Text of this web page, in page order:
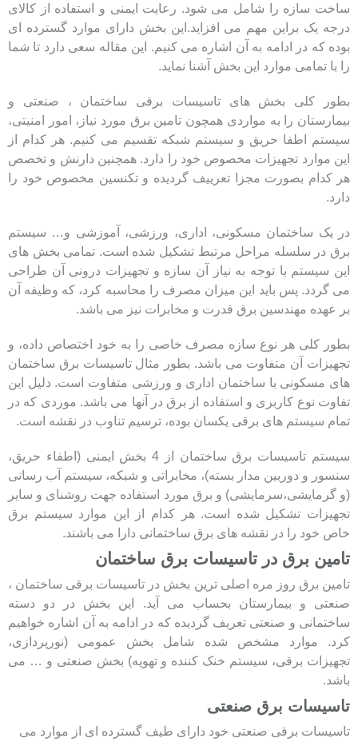
ساخت سازه را شامل می شود. رعایت ایمنی و استفاده از کالای
درجه یک براین مهم می افزاید.این بخش دارای موارد گسترده ای
بوده که در ادامه به آن اشاره می کنیم. این مقاله سعی دارد تا شما
را با تمامی موارد این بخش آشنا نماید.
بطور کلی بخش های تاسیسات برقی ساختمان ، صنعتی و
بیمارستان را به مواردی همچون تامین برق مورد نیاز، امور امنیتی،
سیستم اطفا حریق و سیستم شبکه تقسیم می کنیم. هر کدام از
این موارد تجهیزات مخصوص خود را دارد. همچنین دارنش و تخصص
هر کدام بصورت مجزا تعرییف گردیده و تکنسین مخصوص خود را
دارد.
در یک ساختمان مسکونی، اداری، ورزشی، آموزشی و… سیستم
برق در سلسله مراحل مرتبط تشکیل شده است. تمامی بخش های
این سیستم با توجه به نیاز آن سازه و تجهیزات درونی آن طراحی
می گردد. پس باید این میزان مصرف را محاسبه کرد، که وظیفه آن
بر عهده مهندسین برق قدرت و مخابرات نیز می باشد.
بطور کلی هر نوع سازه مصرف خاصی را به خود اختصاص داده، و
تجهیزات آن متفاوت می باشد. بطور مثال تاسیسات برق ساختمان
های مسکونی با ساختمان اداری و ورزشی متفاوت است. دلیل این
تفاوت نوع کاربری و استفاده از برق در آنها می باشد. موردی که در
تمام سیستم های برقی یکسان بوده، ترسیم تناوب در نقشه است.
سیستم تاسیسات برق ساختمان از 4 بخش ایمنی (اطفاء حریق،
سنسور و دوربین مدار بسته)، مخابراتی و شبکه، سیستم آب رسانی
(و گرمایشی،سرمایشی) و برق مورد استفاده جهت روشنای و سایر
تجهیزات تشکیل شده است. هر کدام از این موارد سیستم برق
خاص خود را در نقشه های برق ساختمانی دارا می باشند.
تامین برق در تاسیسات برق ساختمان
تامین برق روز مره اصلی ترین بخش در تاسیسات برقی ساختمان ،
صنعتی و بیمارستان بحساب می آید. این بخش در دو دسته
ساختمانی و صنعتی تعریف گردیده که در ادامه به آن اشاره خواهیم
کرد. موارد مشخص شده شامل بخش عمومی (نورپردازی،
تجهیزات برقی، سیستم خنک کننده و تهویه) بخش صنعتی و … می
باشد.
تاسیسات برق صنعتی
تاسیسات برقی صنعتی خود دارای طیف گسترده ای از موارد می